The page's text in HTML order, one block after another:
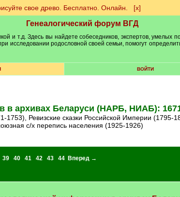
свое древо. Бесплатно. Онлайн. [х]
Генеалогический форум ВГД
и т.д. Здесь вы найдете собеседников, экспертов, умелых
исследовании родословной своей семьи, помогут
ВОЙТИ
в архивах Беларуси (НАРБ, НИАБ):
1753), Ревизские сказки Российской Империи (1795-
с/х перепись населения (1925-1926)
39 40 41 42 43 44
Вперед →